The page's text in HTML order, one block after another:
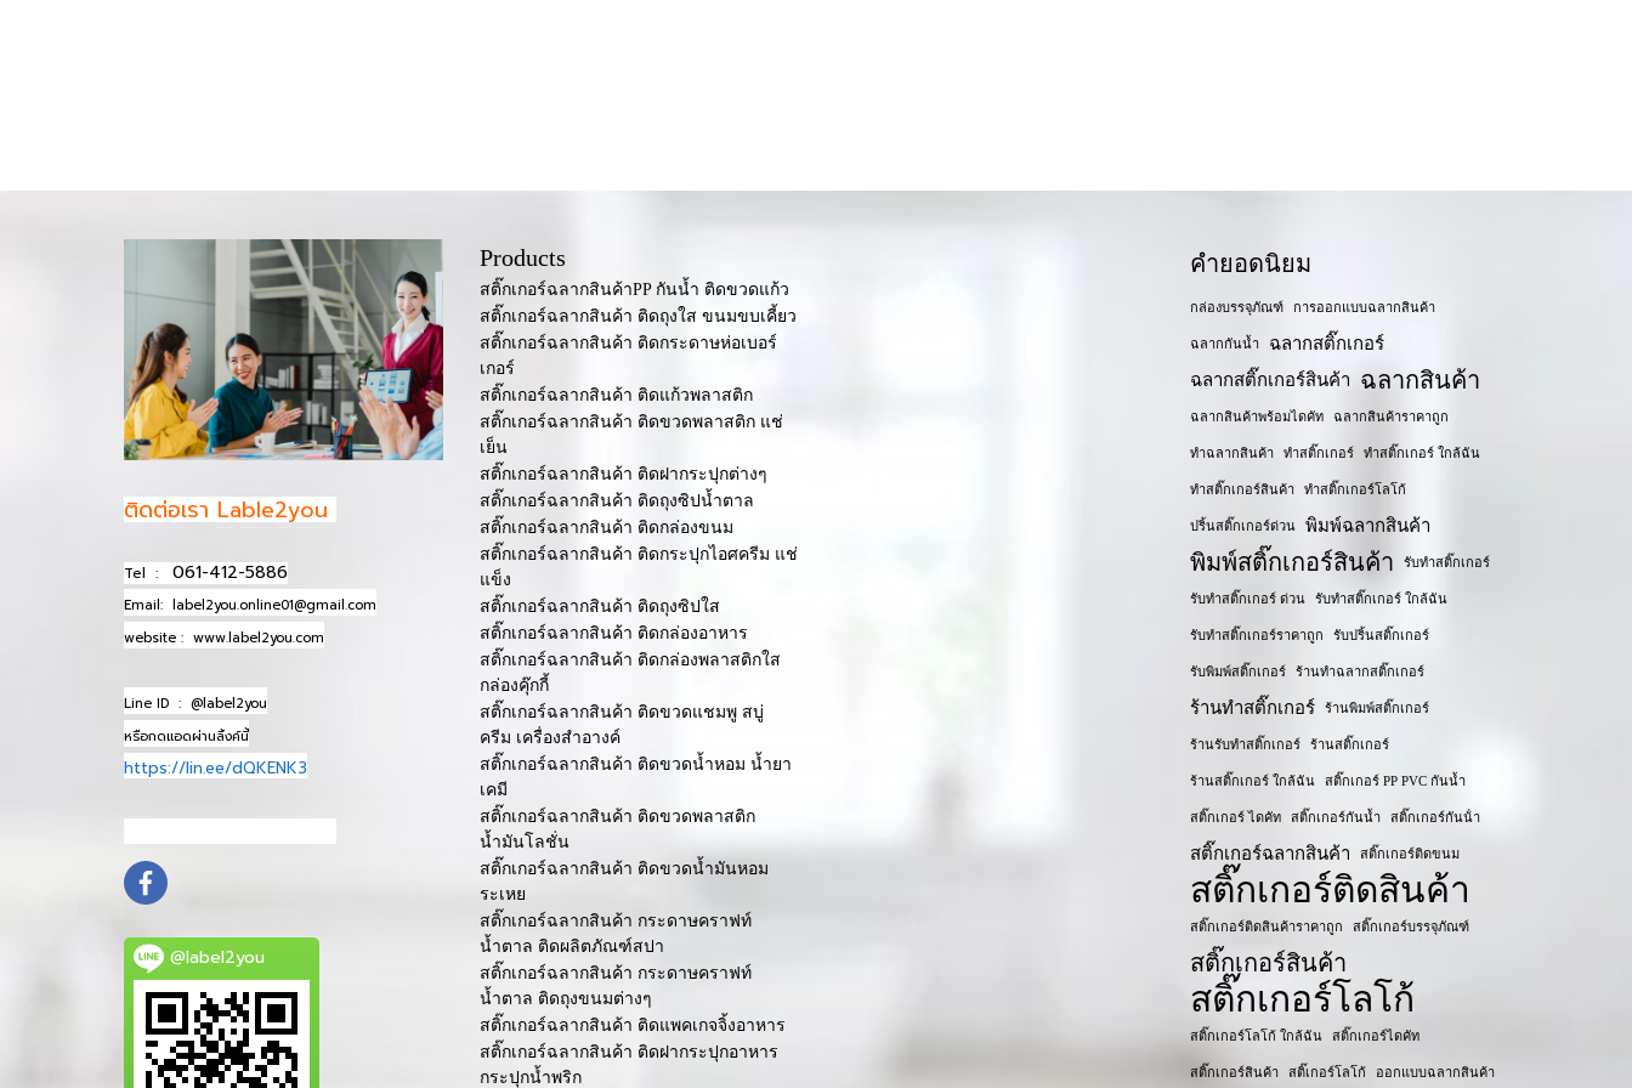
ติดต่อเรา Lable2you
Tel : 061-412-5886
Email: label2you.online01@gmail.com
website : www.label2you.com
Line ID : @label2you
หรือกดแอดผ่านลิ้งค์นี้
https://lin.ee/dQKENK3
@label2you
Products
สติ๊กเกอร์ฉลากสินค้าPP กันน้ำ ติดขวดแก้ว
สติ๊กเกอร์ฉลากสินค้า ติดถุงใส ขนมขบเคี้ยว
สติ๊กเกอร์ฉลากสินค้า ติดกระดาษห่อเบอร์
เกอร์
สติ๊กเกอร์ฉลากสินค้า ติดแก้วพลาสติก
สติ๊กเกอร์ฉลากสินค้า ติดขวดพลาสติก แช่
เย็น
สติ๊กเกอร์ฉลากสินค้า ติดฝากระปุกต่างๆ
สติ๊กเกอร์ฉลากสินค้า ติดถุงซิปน้ำตาล
สติ๊กเกอร์ฉลากสินค้า ติดกล่องขนม
สติ๊กเกอร์ฉลากสินค้า ติดกระปุกไอศครีม แช่
แข็ง
สติ๊กเกอร์ฉลากสินค้า ติดถุงซิปใส
สติ๊กเกอร์ฉลากสินค้า ติดกล่องอาหาร
สติ๊กเกอร์ฉลากสินค้า ติดกล่องพลาสติกใส
กล่องคุ๊กกี้
สติ๊กเกอร์ฉลากสินค้า ติดขวดแชมพู สบู่
ครีม เครื่องสำอางค์
สติ๊กเกอร์ฉลากสินค้า ติดขวดน้ำหอม น้ำยา
เคมี
สติ๊กเกอร์ฉลากสินค้า ติดขวดพลาสติก
น้ำมันโลชั่น
สติ๊กเกอร์ฉลากสินค้า ติดขวดน้ำมันหอม
ระเหย
สติ๊กเกอร์ฉลากสินค้า กระดาษคราฟท์
น้ำตาล ติดผลิตภัณฑ์สปา
สติ๊กเกอร์ฉลากสินค้า กระดาษคราฟท์
น้ำตาล ติดถุงขนมต่างๆ
สติ๊กเกอร์ฉลากสินค้า ติดแพคเกจจิ้งอาหาร
สติ๊กเกอร์ฉลากสินค้า ติดฝากระปุกอาหาร
กระปุกน้ำพริก
คำยอดนิยม
กล่องบรรจุภัณฑ์ การออกแบบฉลากสินค้า
ฉลากกันน้ำ
ฉลากสติ๊กเกอร์
ฉลากสติ๊กเกอร์สินค้า
ฉลากสินค้า
ฉลากสินค้าพร้อมไดคัท ฉลากสินค้าราคาถูก
ทำฉลากสินค้า ทำสติ๊กเกอร์ ทำสติ๊กเกอร์ ใกล้ฉัน
ทำสติ๊กเกอร์สินค้า ทำสติ๊กเกอร์โลโก้
ปริ้นสติ๊กเกอร์ด่วน พิมพ์ฉลากสินค้า
พิมพ์สติ๊กเกอร์สินค้า รับทำสติ๊กเกอร์
รับทำสติ๊กเกอร์ ด่วน รับทำสติ๊กเกอร์ ใกล้ฉัน
รับทำสติ๊กเกอร์ราคาถูก รับปริ้นสติ๊กเกอร์
รับพิมพ์สติ๊กเกอร์ ร้านทำฉลากสติ๊กเกอร์
ร้านทำสติ๊กเกอร์ ร้านพิมพ์สติ๊กเกอร์
ร้านรับทำสติ๊กเกอร์ ร้านสติ๊กเกอร์
ร้านสติ๊กเกอร์ ใกล้ฉัน สติ๊กเกอร์ PP PVC กันน้ำ
สติ๊กเกอร์ ไดคัท สติ๊กเกอร์กันน้ำ สติ๊กเกอร์กันน้ํา
สติ๊กเกอร์ฉลากสินค้า สติ๊กเกอร์ติดขนม
สติ๊กเกอร์ติดสินค้า
สติ๊กเกอร์ติดสินค้าราคาถูก สติ๊กเกอร์บรรจุภัณฑ์
สติ๊กเกอร์สินค้า
สติ๊กเกอร์โลโก้
สติ๊กเกอร์โลโก้ ใกล้ฉัน สติ๊กเกอร์ไดคัท
สติ๊กเกอร​์สินค้า สติ๊เกอร์โลโก้ ออกแบบฉลากสินค้า